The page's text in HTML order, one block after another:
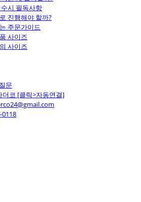
시 필독사항
진행해야 할까?
주문가이드
사이즈
사이즈
문
더코 [클릭>자동연결]
0118